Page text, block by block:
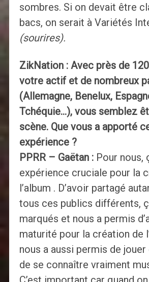
sombres. Si on devait être
bacs, on serait à Variétés
(sourires).
ZikNation : Avec près de
votre actif et de nombreux
(Allemagne, Benelux,
Tchéquie…), vous semblez
scène. Que vous a apporté
expérience ?
PPRR – Gaëtan :Pour nous,
expérience cruciale pour la
l’album . D’avoir partagé
tous ces publics différents,
marqués et nous a permis
maturité pour la création de
nous a aussi permis de
de se connaître vraiment